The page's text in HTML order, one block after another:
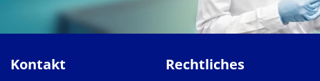
Kontakt Rechtliches